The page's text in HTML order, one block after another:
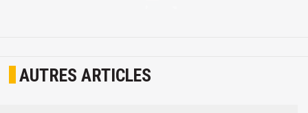
AUTRES ARTICLES